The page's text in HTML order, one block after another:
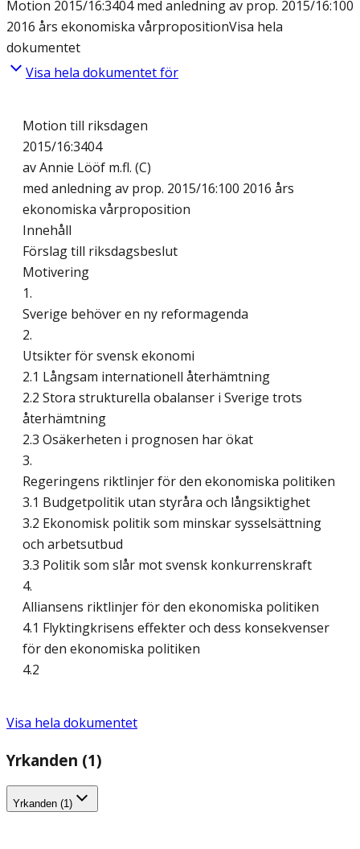
Motion 2015/16:3404 med anledning av prop. 2015/16:100
2016 års ekonomiska vårpropositionVisa hela
dokumentet
Visa hela dokumentet för
Motion till riksdagen
2015/16:3404
av Annie Lööf m.fl. (C)
med anledning av prop. 2015/16:100 2016 års
ekonomiska vårproposition
Innehåll
Förslag till riksdagsbeslut
Motivering
1.
Sverige behöver en ny reformagenda
2.
Utsikter för svensk ekonomi
2.1 Långsam internationell återhämtning
2.2 Stora strukturella obalanser i Sverige trots
återhämtning
2.3 Osäkerheten i prognosen har ökat
3.
Regeringens riktlinjer för den ekonomiska politiken
3.1 Budgetpolitik utan styråra och långsiktighet
3.2 Ekonomisk politik som minskar sysselsättning
och arbetsutbud
3.3 Politik som slår mot svensk konkurrenskraft
4.
Alliansens riktlinjer för den ekonomiska politiken
4.1 Flyktingkrisens effekter och dess konsekvenser
för den ekonomiska politiken
4.2
Visa hela dokumentet
Yrkanden (1)
Yrkanden (1)